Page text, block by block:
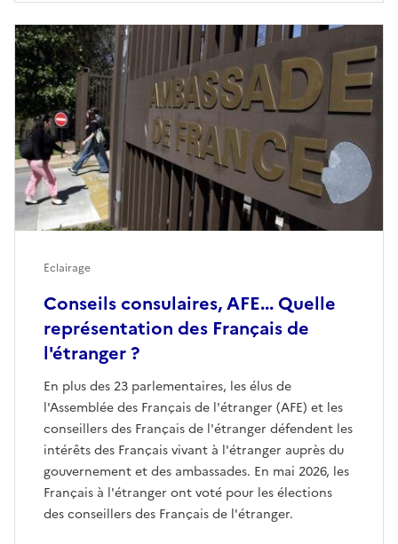
Conseils consulaires, AFE... Quelle
représentation des Français de
l'étranger ?
En plus des 23 parlementaires, les élus de
l'Assemblée des Français de l'étranger (AFE) et les
conseillers des Français de l'étranger défendent les
intérêts des Français vivant à l'étranger auprès du
gouvernement et des ambassades. En mai 2026, les
Français à l'étranger ont voté pour les élections
des conseillers des Français de l'étranger.
Eclairage